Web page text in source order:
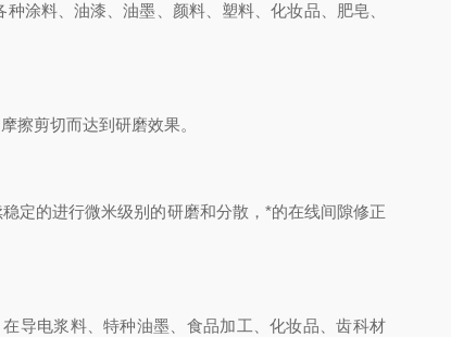
涂料、油漆、油墨、颜料、塑料、化妆品、肥皂、
剪切而达到研磨效果。
定的进行微米级别的研磨和分散，*的在线间隙修正
导电浆料、特种油墨、食品加工、化妆品、齿科材